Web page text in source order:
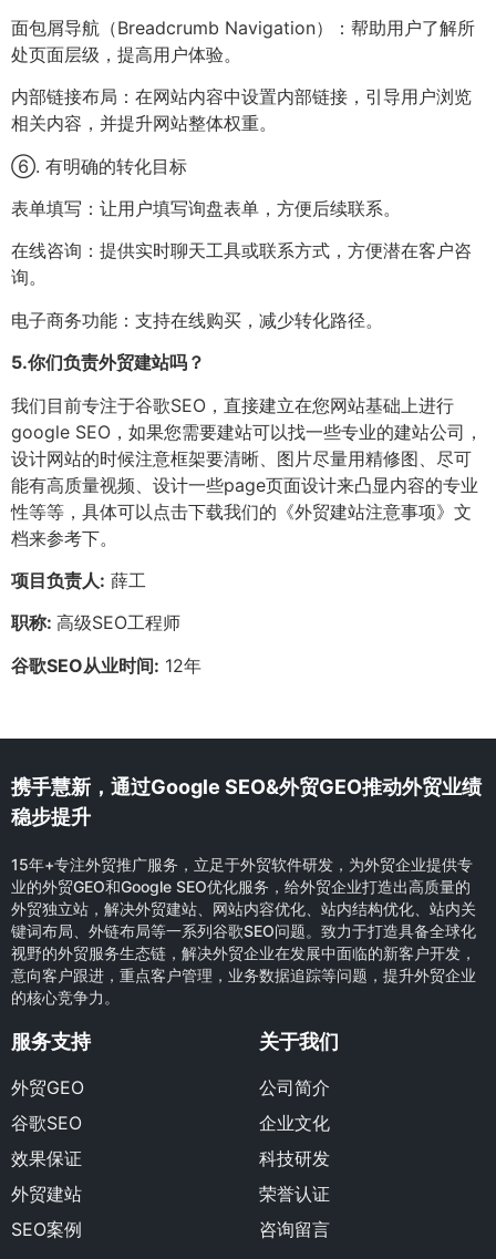
面包屑导航（Breadcrumb Navigation）：帮助用户了解所
处页面层级，提高用户体验。
内部链接布局：在网站内容中设置内部链接，引导用户浏览
相关内容，并提升网站整体权重。
⑥. 有明确的转化目标
表单填写：让用户填写询盘表单，方便后续联系。
在线咨询：提供实时聊天工具或联系方式，方便潜在客户咨
询。
电子商务功能：支持在线购买，减少转化路径。
5.你们负责外贸建站吗？
我们目前专注于谷歌SEO，直接建立在您网站基础上进行
google SEO，如果您需要建站可以找一些专业的建站公司，
设计网站的时候注意框架要清晰、图片尽量用精修图、尽可
能有高质量视频、设计一些page页面设计来凸显内容的专业
性等等，具体可以点击下载我们的《外贸建站注意事项》文
档来参考下。
项目负责人: 薛工
职称: 高级SEO工程师
谷歌SEO从业时间: 12年
携手慧新，通过Google SEO&外贸GEO推动外贸业绩
稳步提升
15年+专注外贸推广服务，立足于外贸软件研发，为外贸企业提供专
业的外贸GEO和Google SEO优化服务，给外贸企业打造出高质量的
外贸独立站，解决外贸建站、网站内容优化、站内结构优化、站内关
键词布局、外链布局等一系列谷歌SEO问题。致力于打造具备全球化
视野的外贸服务生态链，解决外贸企业在发展中面临的新客户开发，
意向客户跟进，重点客户管理，业务数据追踪等问题，提升外贸企业
的核心竞争力。
服务支持
外贸GEO
谷歌SEO
效果保证
外贸建站
SEO案例
关于我们
公司简介
企业文化
科技研发
荣誉认证
咨询留言